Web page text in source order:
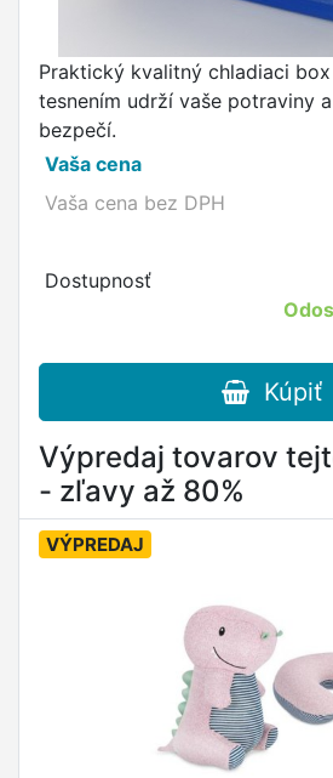
Praktický kvalitný chladiaci
tesnením udrží vaše potraviny
bezpečí.
Vaša cena
Vaša cena bez DPH
Dostupnosť
Kúpiť
Výpredaj tovarov
- zľavy až 80%
VÝPREDAJ